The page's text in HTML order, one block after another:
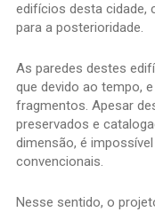
edifícios desta cidade,
para a posterioridade.
As paredes destes
que devido ao tempo,
fragmentos. Apesar
preservados e
dimensão, é
convencionais.
Nesse sentido, o